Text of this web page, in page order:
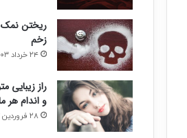
ریختن
زخم
۲۴ خرداد ۱۴۰۳
راز زیبایی
و اندام هر
۲۸ فروردین ۱۴۰۳